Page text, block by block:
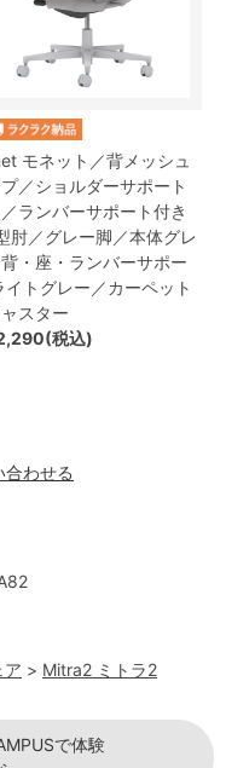
ア > Mitra2 ミトラ2
モネット／背メッシュ
／ショルダーサポート
ランバーサポート付き
肘／グレー脚／本体グレ
・座・ランバーサポー
イトグレー／カーペット
スター
税込)
合わせる
で体験